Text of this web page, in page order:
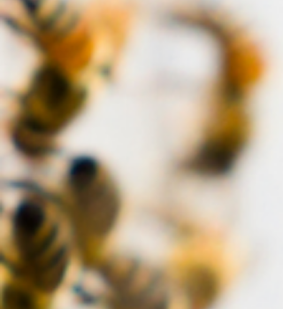
desarrollo rural de Castilla y León —Princal,
Red y Huebra— han mantenido un primer
encuentro de trabajo con el nuevo consejero de
Agricultura, Ganadería, Medio Rural y Política
Ambiental, Joaquín